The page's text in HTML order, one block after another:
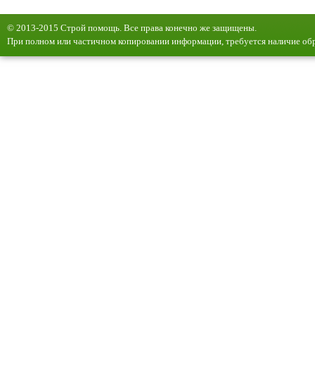
© 2013-2015 Строй помощь. Все права конечно же защищены.
При полном или частичном копировании информации, требуется наличие